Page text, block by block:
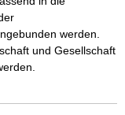
werden.
und Gesellschaft